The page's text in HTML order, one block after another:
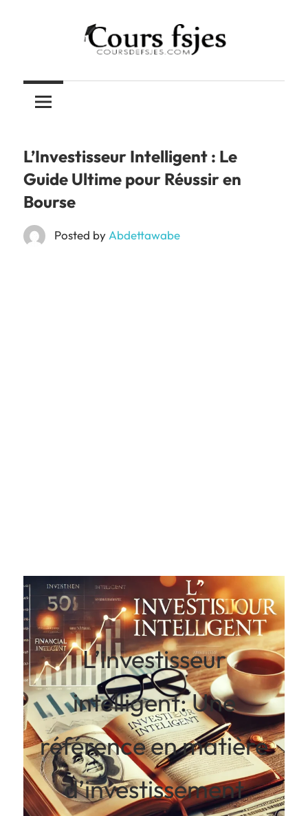
COURS
FSJES
vos
cours
ENCG
L’Investisseur Intelligent : Le
Guide Ultime pour Réussir en
Bourse
Posted by Abdettawabe
L’investisseur
intelligent: Une
référence en matière
d’investissement